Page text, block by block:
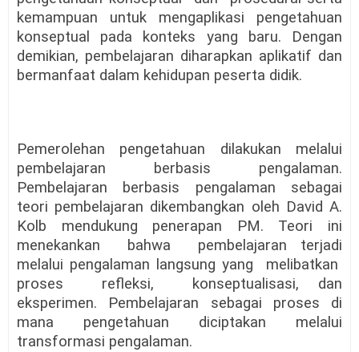
kemampuan untuk mengaplikasi pengetahuan
konseptual pada konteks yang baru. Dengan
demikian, pembelajaran diharapkan aplikatif dan
bermanfaat dalam kehidupan peserta didik.
Pemerolehan pengetahuan dilakukan melalui
pembelajaran berbasis pengalaman.
Pembelajaran berbasis pengalaman sebagai
teori pembelajaran dikembangkan oleh David A.
Kolb mendukung penerapan PM. Teori ini
menekankan
bahwa
pembelajaran terjadi
melalui pengalaman langsung yang
melibatkan
proses
refleksi,
konseptualisasi, dan
eksperimen. Pembelajaran sebagai proses di
mana pengetahuan diciptakan melalui
transformasi pengalaman.